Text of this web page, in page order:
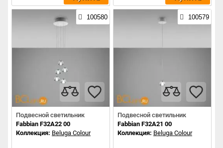
100580
Подвесной светильник
Fabbian F32A22 00
Коллекция: Beluga Colour
100579
Подвесной светильник
Fabbian F32A21 00
Коллекция: Beluga Colour